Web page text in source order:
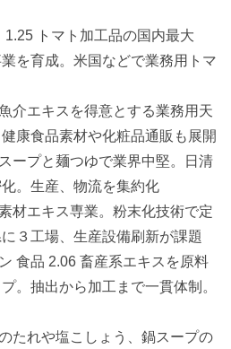
トマト加工品の国内最大
を育成。米国などで業務用トマ
介エキスを得意とする業務用天
康食品素材や化粧品通販も展開
ープと麺つゆで業界中堅。日清
。生産、物流を集約化
材エキス専業。粉末化技術で定
３工場、生産設備刷新が課題
食品 2.06 畜産系エキスを原料
。抽出から加工まで一貫体制。
たれや塩こしょう、鍋スープの